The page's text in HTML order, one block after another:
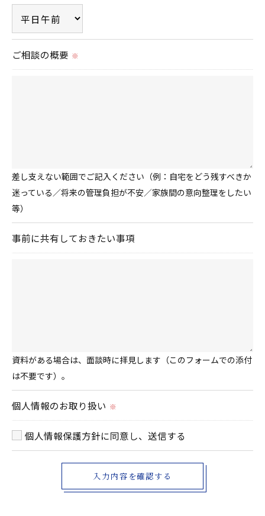
ご相談の概要 ※
差し支えない範囲でご記入ください（例：自宅をどう残すべきか
迷っている／将来の管理負担が不安／家族間の意向整理をしたい
等）
事前に共有しておきたい事項
資料がある場合は、面談時に拝見します（このフォームでの添付
は不要です）。
個人情報のお取り扱い ※
個人情報保護方針に同意し、送信する